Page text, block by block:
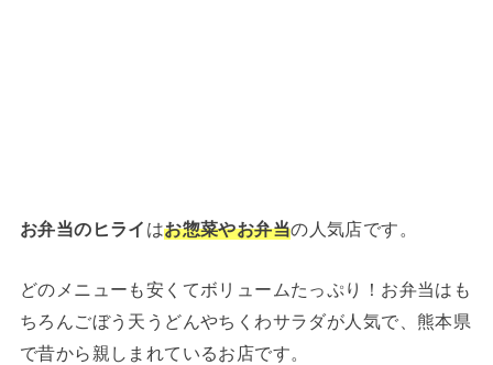
お弁当のヒライ はお惣菜やお弁当の人気店です。
どのメニューも安くてボリュームたっぷり！お弁当はも
ちろんごぼう天うどんやちくわサラダが人気で、熊本県
で昔から親しまれているお店です。